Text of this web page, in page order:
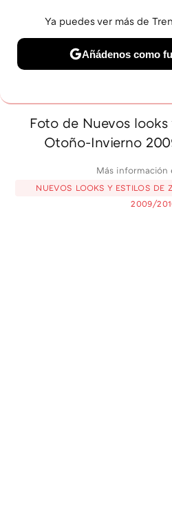
BELLEZA SHOPPING VIAJES
Foto de Nuevos
Otoño-Invierno
Más información
NUEVOS LOOKS Y ESTILOS DE
2009/
Ya puedes ver más de
Añádenos como